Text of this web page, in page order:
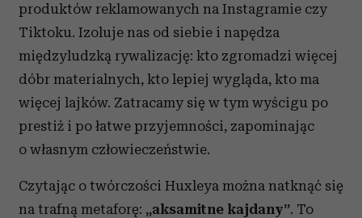
produktów reklamowanych na Instagramie czy
Tiktoku. Izoluje nas od siebie i napędza
międzyludzką rywalizację: kto zgromadzi więcej
dóbr materialnych, kto lepiej wygląda, kto ma
więcej lajków. Zatracamy się w tym wyścigu po
prestiż i po łatwe przyjemności, zapominając
o własnym człowieczeństwie.
Czytając o twórczości Huxleya można natknąć się
na trafną metaforę: „aksamitne kajdany”. To